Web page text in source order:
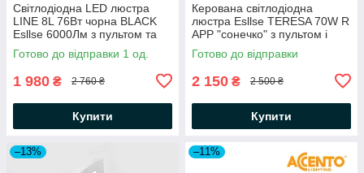
Світлодіодна LED люстра
LINE 8L 76Вт чорна BLACK
Esllse 6000Лм з пультом та
додатком для смартфона
955x955x125мм
Готово до відправки 1 од.
1 980 ₴ 2 760 ₴
Купити
Керована світлодіодна
люстра Esllse TERESA 70W R
APP "сонечко" з пультом і
додатком для смартфону
550x50-WHITE/WHITE-220V-
Готово до відправки
2 150 ₴ 2 500 ₴
Купити
–13% –11%